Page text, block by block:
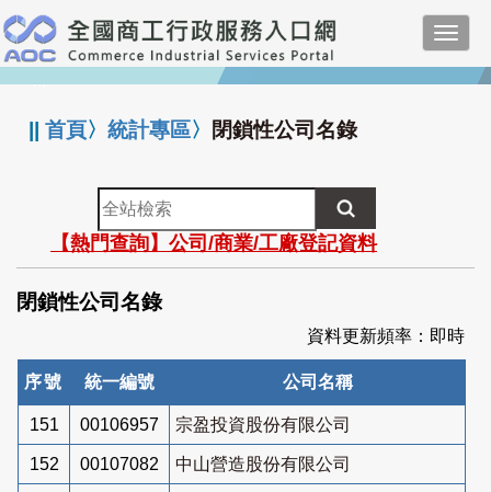
跳
到
主
要
:::
||首頁〉統計專區〉 閉鎖性公司名錄
全
站
檢
索
【熱門查詢】公司/商業/工廠登記資料
閉鎖性公司名錄
資料更新頻率：即時
序號 統一編號 公司名稱
151 00106957 宗盈投資股份有限公司
152 00107082 中山營造股份有限公司